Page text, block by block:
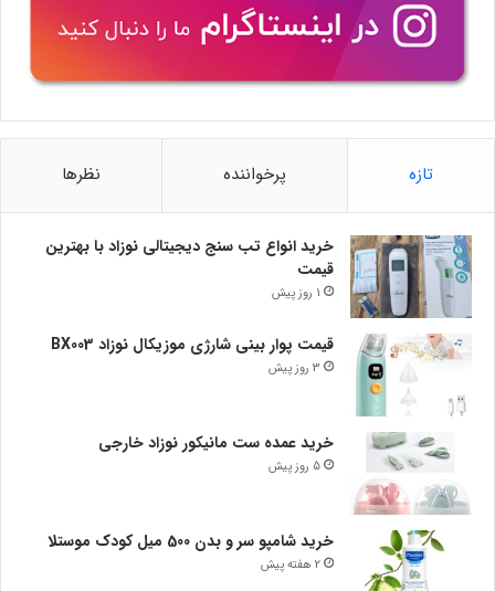
تازه پرخواننده نظرها
خرید انواع تب سنج دیجیتالی نوزاد با بهترین
قیمت
1 روز پیش
قیمت پوار بینی شارژی موزیکال نوزاد BX003
3 روز پیش
خرید عمده ست مانیکور نوزاد خارجی
5 روز پیش
خرید شامپو سر و بدن 500 میل کودک موستلا
2 هفته پیش